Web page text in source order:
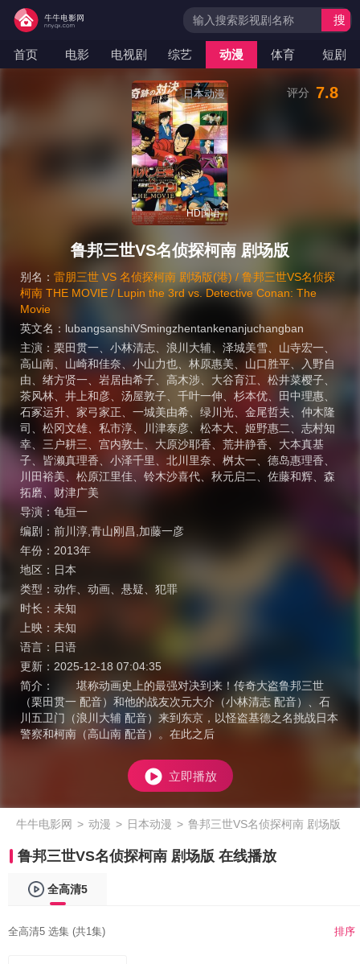
首页 电影 电视剧 综艺 动漫 体育 短剧
搜
日本动漫
HD国语
鲁邦三世VS名侦探柯南 剧场版
别名： 雷朋三世 VS 名侦探柯南 剧场版(港) / 鲁邦三世VS名侦探
柯南 THE MOVIE / Lupin the 3rd vs. Detective Conan: The
Movie
英文名： lubangsanshiVSmingzhentankenanjuchangban
主演： 栗田贯一 小林清志 浪川大辅 泽城美雪 山寺宏一
高山南
山崎和佳奈 小山力也 林原惠美 山口胜平
入野自
由
绪方贤一 岩居由希子 高木涉 大谷育江 松井菜樱子
茶风林
井上和彦 汤屋敦子 千叶一伸 杉本优 田中理惠
石冢运升
家弓家正 一城美由希 绿川光 金尾哲夫
仲木隆
司
松冈文雄 私市淳 川津泰彦 松本大 姬野惠二
志村知
幸
三户耕三 宫内敦士 大原沙耶香 荒井静香
大本真基
子
皆濑真理香 小泽千里 北川里奈 桝太一 德岛惠理香
川田裕美
松原江里佳 铃木沙喜代 秋元启二 佐藤和辉
森
拓磨
财津广美
导演： 龟垣一
编剧： 前川淳,青山刚昌,加藤一彦
年份： 2013年
地区： 日本
类型： 动作 动画 悬疑
犯罪
时长： 未知
上映： 未知
语言： 日语
更新： 2025-12-18 07:04:35
简介：
堪称动画史上的最强对决到来！传奇大盗鲁邦三世
（栗田贯一 配音）和他的战友次元大介（小林清志 配音）、石
川五卫门（浪川大辅 配音）来到东京，以怪盗基德之名挑战日本
警察和柯南（高山南 配音）。在此之后
评分 7.8
立即播放
牛牛电影网 > 动漫 > 日本动漫 > 鲁邦三世VS名侦探柯南 剧场版
鲁邦三世VS名侦探柯南 剧场版 在线播放
全高清5
全高清5 选集 (共1集) 排序